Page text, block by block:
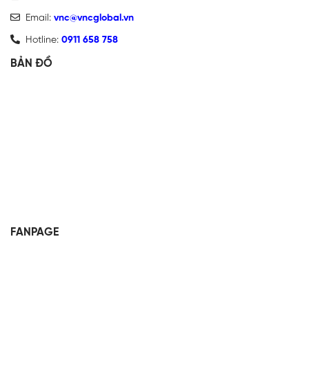
Email: vnc@vncglobal.vn
Hotline: 0911 658 758
BẢN ĐỒ
FANPAGE